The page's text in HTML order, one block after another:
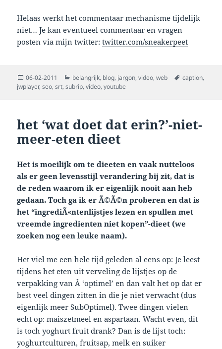
Helaas werkt het commentaar mechanisme tijdelijk
niet… Je kan eventueel commentaar en vragen
posten via mijn twitter:twitter.com/sneakerpeet
Posted
on
06-02-2011 Categories
belangrijk, blog, jargon,video,web Tags
caption,
jwplayer,seo,srt,subrip,video,youtube
het ‘wat doet dat erin?’-niet-
meer-eten dieet
Het is moeilijk om te dieeten en vaak nutteloos
als er geen levensstijl verandering bij zit, dat is
de reden waarom ik er eigenlijk nooit aan heb
gedaan. Toch ga ik er Ã©Ã©n proberen en dat is
het “ingrediÃ«ntenlijstjes lezen en spullen met
vreemde ingredienten niet kopen”-dieet (we
zoeken nog een leuke naam).
Het viel me een hele tijd geleden al eens op: Je leest
tijdens het eten uit verveling de lijstjes op de
verpakking van Â ‘optimel’ en dan valt het op dat er
best veel dingen zitten in die je niet verwacht (dus
eigenlijk meer SubOptimel). Twee dingen vielen
echt op: maiszetmeel en aspartaan. Wacht even, dit
is toch yoghurt fruit drank? Dan is de lijst toch:
yoghurtculturen, fruitsap, melk en suiker